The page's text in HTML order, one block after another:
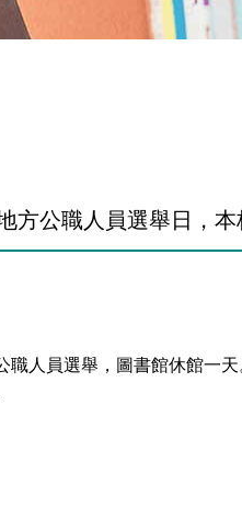
公職人員選舉日，本
人員選舉，圖書館休館一天